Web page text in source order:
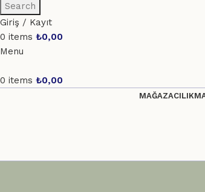
Search
Giriş / Kayıt
0 items ₺0,00
Menu
0 items ₺0,00
MAĞAZACILIK